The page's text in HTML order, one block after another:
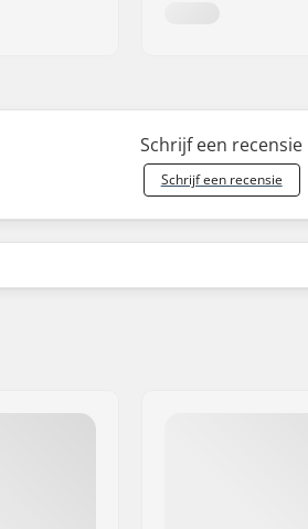
Schrijf een recensie
Schrijf een recensie